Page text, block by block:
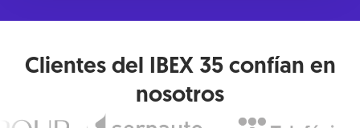
Clientes del IBEX 35 confían en
nosotros